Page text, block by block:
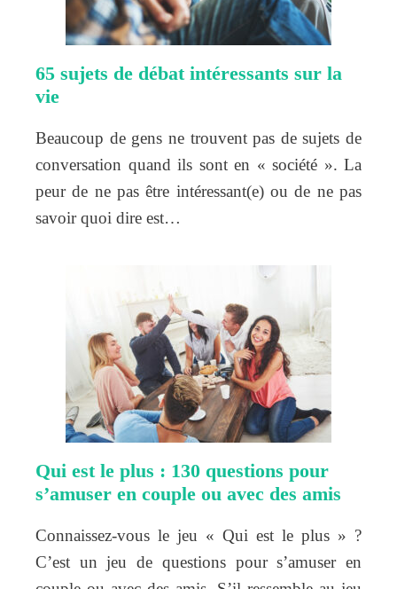
65 sujets de débat intéressants sur la
vie
Beaucoup de gens ne trouvent pas de sujets de
conversation quand ils sont en « société ». La
peur de ne pas être intéressant(e) ou de ne pas
savoir quoi dire est…
Qui est le plus : 130 questions pour
s’amuser en couple ou avec des amis
Connaissez-vous le jeu « Qui est le plus » ?
C’est un jeu de questions pour s’amuser en